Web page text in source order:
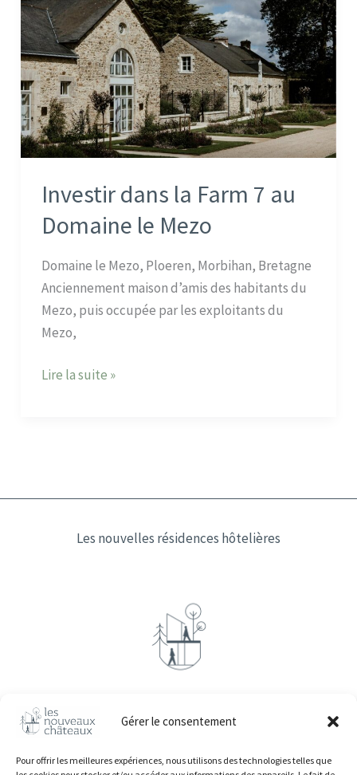
Gérer le consentement
Pour offrir les meilleures expériences, nous utilisons des technologies telles que
Investir dans la Farm 7 au
Domaine le Mezo
Domaine le Mezo, Ploeren, Morbihan, Bretagne
Anciennement maison d’amis des habitants du
Mezo, puis occupée par les exploitants du
Mezo,
dans
la
Farm
7
au
Domaine
le
Lire la suite »
Les nouvelles résidences hôtelières
Investir